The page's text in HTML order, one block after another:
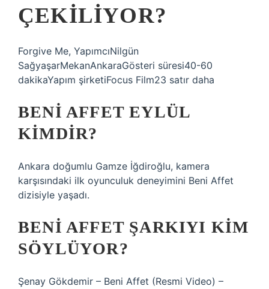
ÇEKILIYOR?
Forgive Me, YapımcıNilgün
SağyaşarMekanAnkaraGösteri süresi40-60
dakikaYapım şirketiFocus Film23 satır daha
BENI AFFET EYLÜL
KIMDIR?
Ankara doğumlu Gamze İğdiroğlu, kamera
karşısındaki ilk oyunculuk deneyimini Beni Affet
dizisiyle yaşadı.
BENI AFFET ŞARKIYI KIM
SÖYLÜYOR?
Şenay Gökdemir – Beni Affet (Resmi Video) –